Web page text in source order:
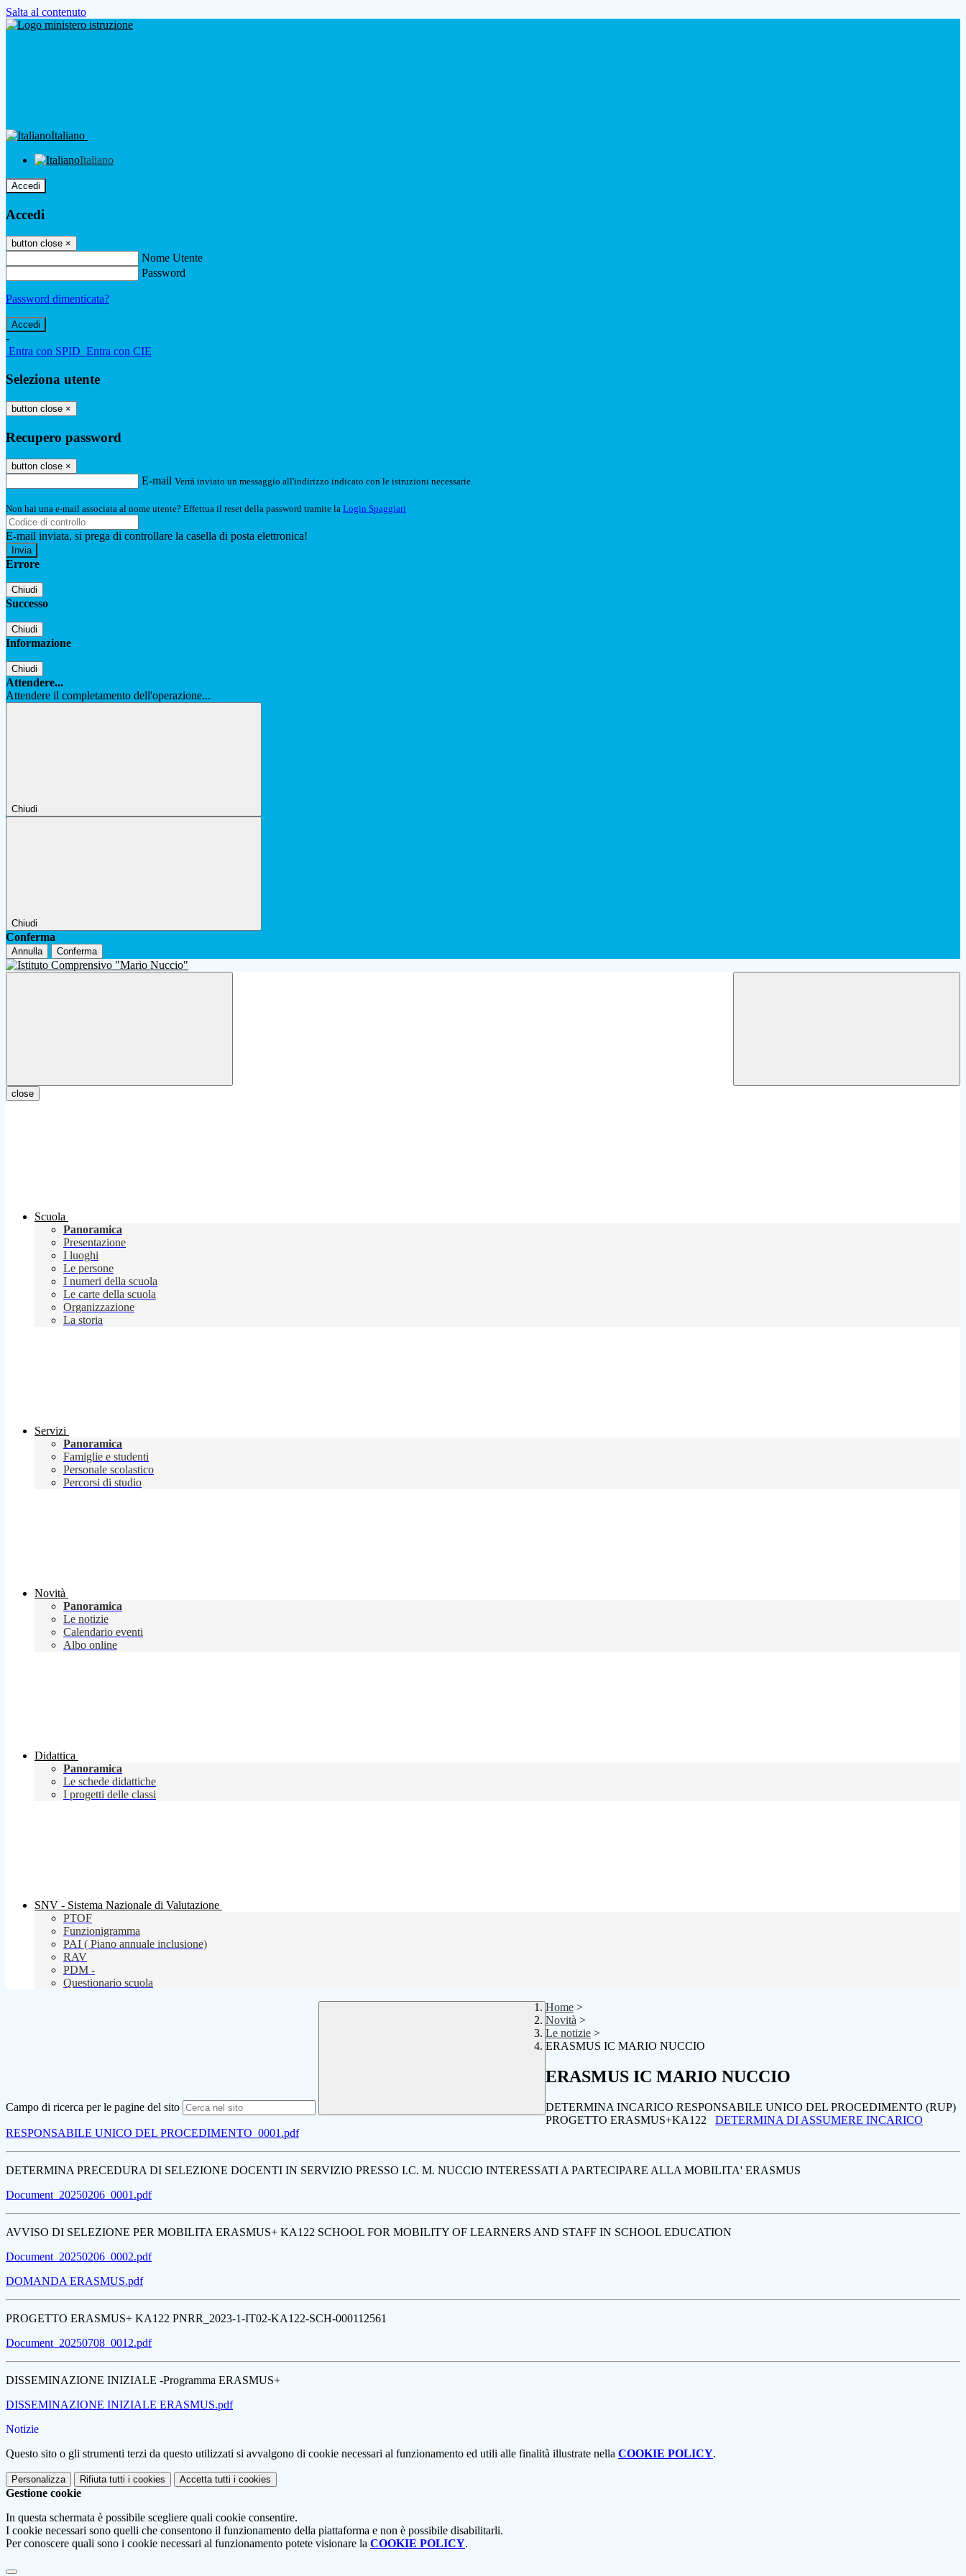
Salta al contenuto
Italiano
Italiano
Accedi
Accedi
button close ×
Nome Utente
Password
Password dimenticata?
-
Entra con SPID Entra con CIE
Seleziona utente
button close ×
Recupero password
button close ×
E-mail Verrà inviato un messaggio all'indirizzo indicato con le istruzioni necessarie.
Non hai una e-mail associata al nome utente? Effettua il reset della password tramite la Login Spaggiari
E-mail inviata, si prega di controllare la casella di posta elettronica!
Errore
Chiudi
Successo
Chiudi
Informazione
Chiudi
Attendere...
Attendere il completamento dell'operazione...
Chiudi
Chiudi
Conferma
Annulla Conferma
close
Scuola
Panoramica
Presentazione
I luoghi
Le persone
I numeri della scuola
Le carte della scuola
Organizzazione
La storia
Servizi
Panoramica
Famiglie e studenti
Personale scolastico
Percorsi di studio
Novità
Panoramica
Le notizie
Calendario eventi
Albo online
Didattica
Panoramica
Le schede didattiche
I progetti delle classi
SNV - Sistema Nazionale di Valutazione
PTOF
Funzionigramma
PAI ( Piano annuale inclusione)
RAV
PDM -
Questionario scuola
Campo di ricerca per le pagine del sito
Home >
Novità >
Le notizie >
ERASMUS IC MARIO NUCCIO
ERASMUS IC MARIO NUCCIO
DETERMINA INCARICO RESPONSABILE UNICO DEL PROCEDIMENTO (RUP)
PROGETTO ERASMUS+KA122 DETERMINA DI ASSUMERE INCARICO
RESPONSABILE UNICO DEL PROCEDIMENTO_0001.pdf
DETERMINA PRECEDURA DI SELEZIONE DOCENTI IN SERVIZIO PRESSO I.C. M. NUCCIO INTERESSATI A PARTECIPARE ALLA MOBILITA' ERASMUS
Document_20250206_0001.pdf
AVVISO DI SELEZIONE PER MOBILITA ERASMUS+ KA122 SCHOOL FOR MOBILITY OF LEARNERS AND STAFF IN SCHOOL EDUCATION
Document_20250206_0002.pdf
DOMANDA ERASMUS.pdf
PROGETTO ERASMUS+ KA122 PNRR_2023-1-IT02-KA122-SCH-000112561
Document_20250708_0012.pdf
DISSEMINAZIONE INIZIALE -Programma ERASMUS+
DISSEMINAZIONE INIZIALE ERASMUS.pdf
Notizie
Questo sito o gli strumenti terzi da questo utilizzati si avvalgono di cookie necessari al funzionamento ed utili alle finalità illustrate nella COOKIE POLICY.
Personalizza Rifiuta tutti i cookies Accetta tutti i cookies
Gestione cookie
In questa schermata è possibile scegliere quali cookie consentire.
I cookie necessari sono quelli che consentono il funzionamento della piattaforma e non è possibile disabilitarli.
Per conoscere quali sono i cookie necessari al funzionamento potete visionare la COOKIE POLICY.